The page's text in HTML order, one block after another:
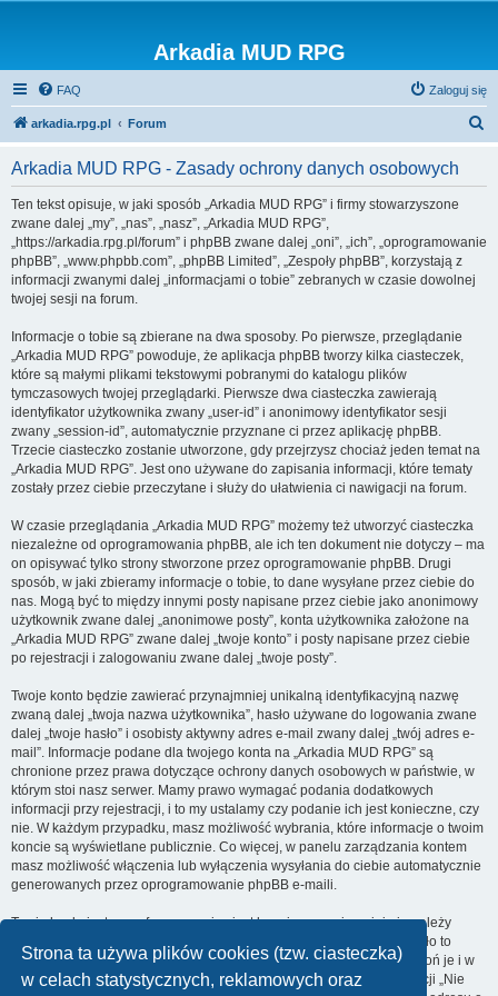
Strona ta używa plików cookies (tzw. ciasteczka)
w celach statystycznych, reklamowych oraz
Arkadia MUD RPG
FAQ Zaloguj się
arkadia.rpg.pl Forum
Arkadia MUD RPG - Zasady ochrony danych osobowych
Ten tekst opisuje, w jaki sposób „Arkadia MUD RPG” i firmy stowarzyszone
zwane dalej „my”, „nas”, „nasz”, „Arkadia MUD RPG”,
„https://arkadia.rpg.pl/forum” i phpBB zwane dalej „oni”, „ich”, „oprogramowanie
phpBB”, „www.phpbb.com”, „phpBB Limited”, „Zespoły phpBB”, korzystają z
informacji zwanymi dalej „informacjami o tobie” zebranych w czasie dowolnej
twojej sesji na forum.
Informacje o tobie są zbierane na dwa sposoby. Po pierwsze, przeglądanie
„Arkadia MUD RPG” powoduje, że aplikacja phpBB tworzy kilka ciasteczek,
które są małymi plikami tekstowymi pobranymi do katalogu plików
tymczasowych twojej przeglądarki. Pierwsze dwa ciasteczka zawierają
identyfikator użytkownika zwany „user-id” i anonimowy identyfikator sesji
zwany „session-id”, automatycznie przyznane ci przez aplikację phpBB.
Trzecie ciasteczko zostanie utworzone, gdy przejrzysz chociaż jeden temat na
„Arkadia MUD RPG”. Jest ono używane do zapisania informacji, które tematy
zostały przez ciebie przeczytane i służy do ułatwienia ci nawigacji na forum.
W czasie przeglądania „Arkadia MUD RPG” możemy też utworzyć ciasteczka
niezależne od oprogramowania phpBB, ale ich ten dokument nie dotyczy – ma
on opisywać tylko strony stworzone przez oprogramowanie phpBB. Drugi
sposób, w jaki zbieramy informacje o tobie, to dane wysyłane przez ciebie do
nas. Mogą być to między innymi posty napisane przez ciebie jako anonimowy
użytkownik zwane dalej „anonimowe posty”, konta użytkownika założone na
„Arkadia MUD RPG” zwane dalej „twoje konto” i posty napisane przez ciebie
po rejestracji i zalogowaniu zwane dalej „twoje posty”.
Twoje konto będzie zawierać przynajmniej unikalną identyfikacyjną nazwę
zwaną dalej „twoja nazwa użytkownika”, hasło używane do logowania zwane
dalej „twoje hasło” i osobisty aktywny adres e-mail zwany dalej „twój adres e-
mail”. Informacje podane dla twojego konta na „Arkadia MUD RPG” są
chronione przez prawa dotyczące ochrony danych osobowych w państwie, w
którym stoi nasz serwer. Mamy prawo wymagać podania dodatkowych
informacji przy rejestracji, i to my ustalamy czy podanie ich jest konieczne, czy
nie. W każdym przypadku, masz możliwość wybrania, które informacje o twoim
koncie są wyświetlane publicznie. Co więcej, w panelu zarządzania kontem
masz możliwość włączenia lub wyłączenia wysyłania do ciebie automatycznie
generowanych przez oprogramowanie phpBB e-maili.
Twoje hasło jest zaszyfrowane, więc jest bezpieczne, niemniej nie należy
używać tego samego hasła na różnych witrynach internetowych. Hasło to
umożliwia dostęp do twojego konta na „Arkadia MUD RPG”, więc chroń je i w
żadnym wypadku nie podawajnikomu . Jeśli je zapomnisz, użyj funkcji „Nie